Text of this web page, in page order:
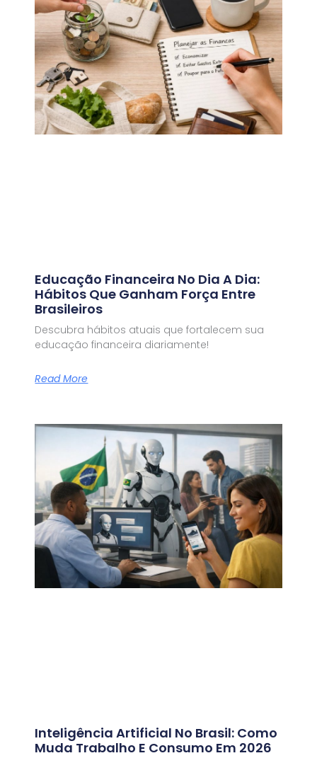
Educação Financeira No Dia A Dia:
Hábitos Que Ganham Força Entre
Brasileiros
Descubra hábitos atuais que fortalecem sua
educação financeira diariamente!
Read More
Inteligência Artificial No Brasil: Como
Muda Trabalho E Consumo Em 2026